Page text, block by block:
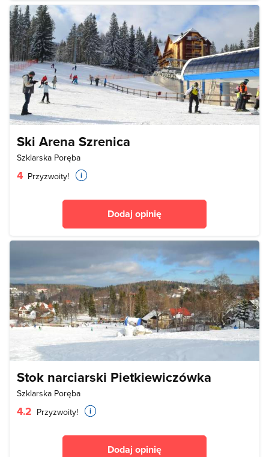
Ski Arena Szrenica
Szklarska Poręba
4 Przyzwoity!
Dodaj opinię
Stok narciarski Pietkiewiczówka
Szklarska Poręba
4.2 Przyzwoity!
Dodaj opinię